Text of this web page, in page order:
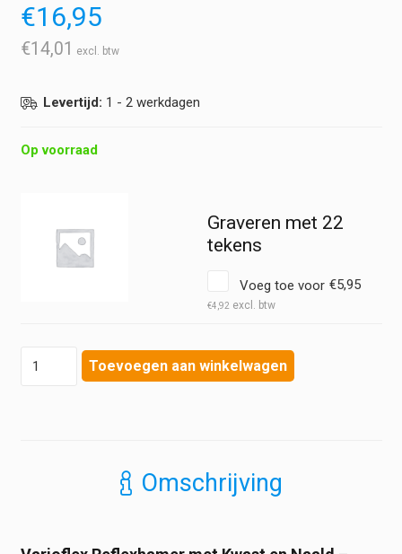
€16,95
€14,01
Levertijd: 1 - 2 werkdagen
Op voorraad
Graveren met 22
tekens
Voeg toe voor €5,95
€4,92
Reflexhamer
Toevoegen aan winkelwagen
Omschrijving